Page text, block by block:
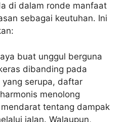
di dalam ronde manfaat
sebagai keutuhan. Ini
buat unggul berguna
dibanding pada
yang serupa, daftar
menolong
tentang dampak
jalan. Walaupun,